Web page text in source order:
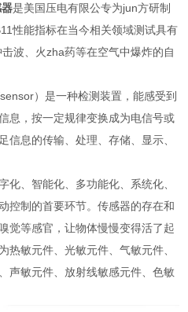
是美国压电有限公专为jun方研制
性能指标在当今相关领域测试具有
波、火zha药等在空气中爆炸的自
）是一种检测装置，能感受到
息，按一定规律变换成为电信号或
信息的传输、处理、存储、显示、
化、智能化、多功能化、系统化、
控制的首要环节。传感器的存在和
觉等感官，让物体慢慢变得活了起
热敏元件、光敏元件、气敏元件、
声敏元件、放射线敏感元件、色敏